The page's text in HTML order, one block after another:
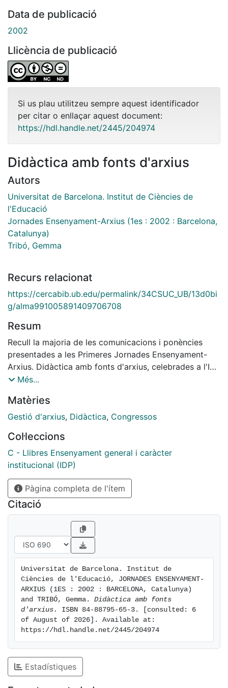
Data de publicació
2002
Llicència de publicació
Si us plau utilitzeu sempre aquest identificador
per citar o enllaçar aquest document:
https://hdl.handle.net/2445/204974
Didàctica amb fonts d'arxius
Autors
Universitat de Barcelona. Institut de Ciències de
l'Educació
Jornades Ensenyament-Arxius (1es : 2002 : Barcelona,
Catalunya)
Tribó, Gemma
Recurs relacionat
https://cercabib.ub.edu/permalink/34CSUC_UB/13d0bi
g/alma991005891409706708
Resum
Recull la majoria de les comunicacions i ponències
presentades a les Primeres Jornades Ensenyament-
Arxius. Didàctica amb fonts d'arxius, celebrades a l'Ice
de la Universitat de Barcelona, els dies 5,6 i 7 de
Més...
Matèries
Gestió d'arxius, Didàctica, Congressos
Col·leccions
C - Llibres Ensenyament general i caràcter
institucional (IDP)
Pàgina completa de l'ítem
Citació
Universitat de Barcelona. Institut de
Ciències de l'Educació, JORNADES ENSENYAMENT-
ARXIUS (1ES : 2002 : BARCELONA, Catalunya)
and TRIBÓ, Gemma. Didàctica amb fonts
d'arxius.
ISBN 84-88795-65-3. [consulted: 6
of August of 2026]. Available at:
https://hdl.handle.net/2445/204974
Estadístiques